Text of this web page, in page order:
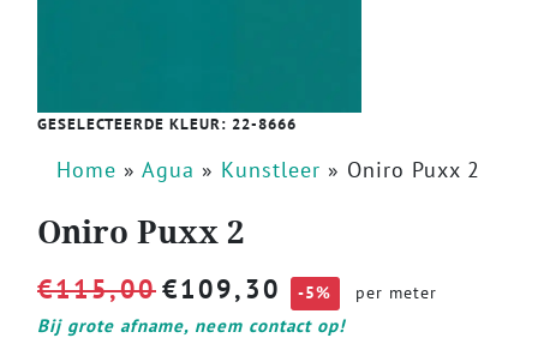
GESELECTEERDE KLEUR: 22-8666
Home » Agua » Kunstleer » Oniro Puxx 2
Oniro Puxx 2
€115,00€109,30 -5% per meter
Bij grote afname, neem contact op!